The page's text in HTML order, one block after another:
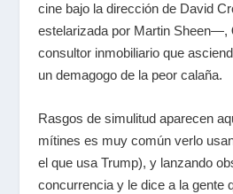
cine bajo la dirección de David
estelarizada por Martin Sheen—,
consultor inmobiliario que
un demagogo de la peor calaña.
Rasgos de simulitud aparecen
mítines es muy común verlo
el que usa Trump), y lanzando
concurrencia y le dice a la gente